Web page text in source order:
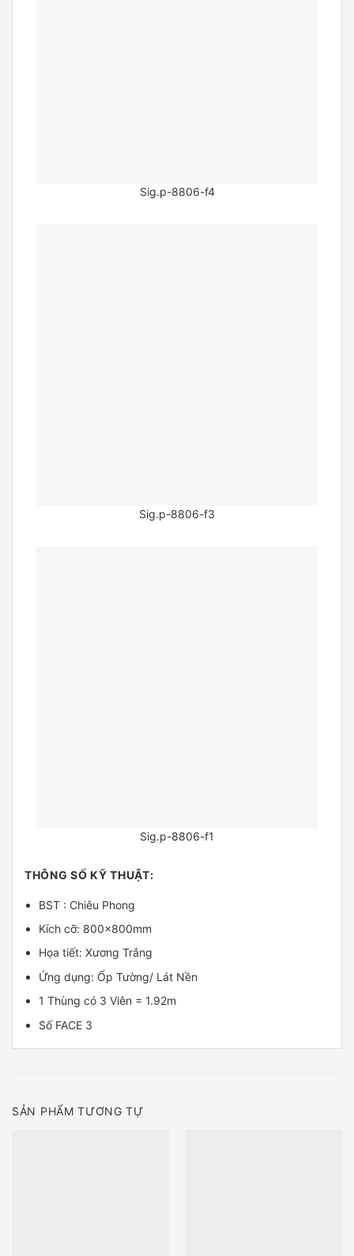
Sig.p-8806-f4
Sig.p-8806-f3
Sig.p-8806-f1
THÔNG SỐ KỸ THUẬT:
BST : Chiêu Phong
Kích cỡ: 800x800mm
Họa tiết: Xương Trắng
Ứng dụng: Ốp Tường/ Lát Nền
1 Thùng có 3 Viên = 1.92m
Số FACE 3
SẢN PHẨM TƯƠNG TỰ